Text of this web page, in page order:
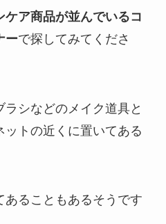
ケア商品が並んでいるコ
ーで探してみてくださ
シなどのメイク道具と
トの近くに置いてある
ることもあるそうです